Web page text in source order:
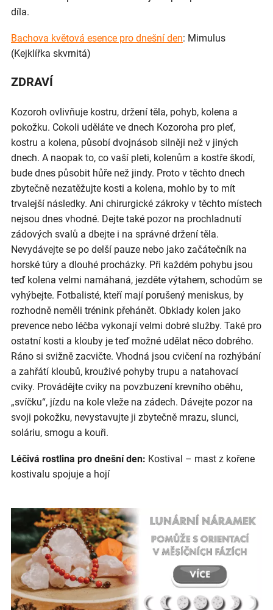
díla.
Bachova květová esence pro dnešní den: Mimulus
(Kejklířka skvrnitá)
ZDRAVÍ
Kozoroh ovlivňuje kostru, držení těla, pohyb, kolena a
pokožku. Cokoli uděláte ve dnech Kozoroha pro pleť,
kostru a kolena, působí dvojnásob silněji než v jiných
dnech. A naopak to, co vaší pleti, kolenům a kostře škodí,
bude dnes působit hůře než jindy. Proto v těchto dnech
zbytečně nezatěžujte kosti a kolena, mohlo by to mít
trvalejší následky. Ani chirurgické zákroky v těchto místech
nejsou dnes vhodné. Dejte také pozor na prochladnutí
zádových svalů a dbejte i na správné držení těla.
Nevydávejte se po delší pauze nebo jako začátečník na
horské túry a dlouhé procházky. Při každém pohybu jsou
teď kolena velmi namáhaná, jezděte výtahem, schodům se
vyhýbejte. Fotbalisté, kteří mají porušený meniskus, by
rozhodně neměli trénink přehánět. Obklady kolen jako
prevence nebo léčba vykonají velmi dobré služby. Také pro
ostatní kosti a klouby je teď možné udělat něco dobrého.
Ráno si svižně zacvičte. Vhodná jsou cvičení na rozhýbání
a zahřátí kloubů, krouživé pohyby trupu a natahovací
cviky. Provádějte cviky na povzbuzení krevního oběhu,
„svíčku“, jízdu na kole vleže na zádech. Dávejte pozor na
svoji pokožku, nevystavujte ji zbytečně mrazu, slunci,
soláriu, smogu a kouři.
Léčivá rostlina pro dnešní den: Kostival – mast z kořene
kostivalu spojuje a hojí